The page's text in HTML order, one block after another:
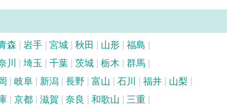
森 岩手 宮城 秋田 山形
福島
川 埼玉 千葉 茨城 栃木
群馬
岐阜 新潟 長野 富山 石川 福井
山梨
京都 滋賀 奈良 和歌山
三重